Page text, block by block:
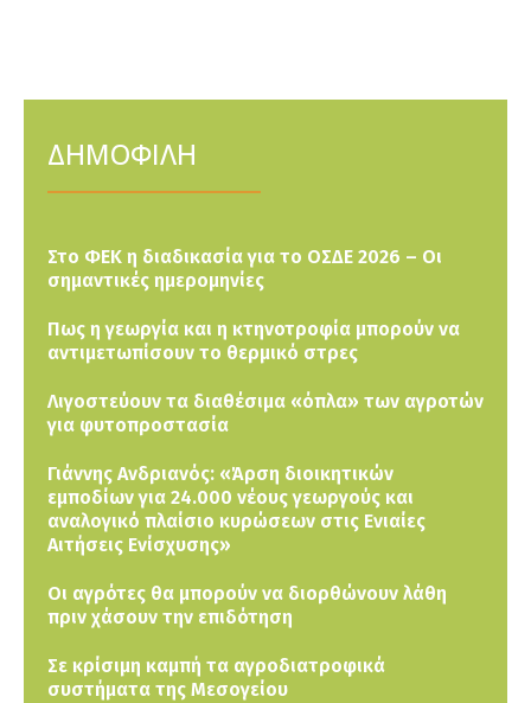
ΔΗΜΟΦΙΛΗ
Στο ΦΕΚ η διαδικασία για το ΟΣΔΕ 2026 – Οι
σημαντικές ημερομηνίες
Πως η γεωργία και η κτηνοτροφία μπορούν να
αντιμετωπίσουν το θερμικό στρες
Λιγοστεύουν τα διαθέσιμα «όπλα» των αγροτών
για φυτοπροστασία
Γιάννης Ανδριανός: «Άρση διοικητικών
εμποδίων για 24.000 νέους γεωργούς και
αναλογικό πλαίσιο κυρώσεων στις Ενιαίες
Αιτήσεις Ενίσχυσης»
Οι αγρότες θα μπορούν να διορθώνουν λάθη
πριν χάσουν την επιδότηση
Σε κρίσιμη καμπή τα αγροδιατροφικά
συστήματα της Μεσογείου